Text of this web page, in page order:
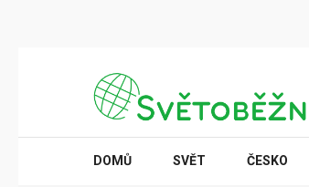
DOMŮ SVĚT ČESKO